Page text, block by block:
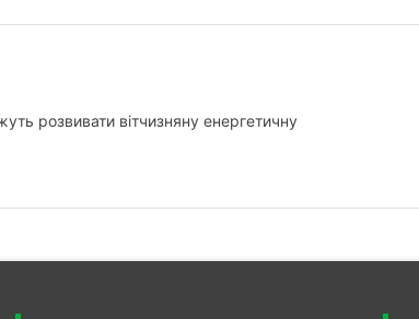
розвивати вітчизняну енергетичну